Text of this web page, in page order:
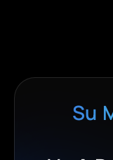
Su